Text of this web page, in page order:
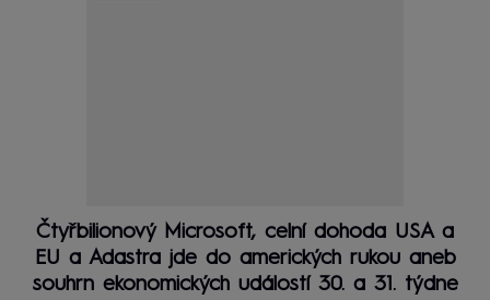
Čtyřbilionový Microsoft, celní dohoda USA a
EU a Adastra jde do amerických rukou aneb
souhrn ekonomických událostí 30. a 31. týdne